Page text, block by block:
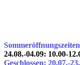
24.08.-04.09: 10.00-
Geschlossen: 20.07.-